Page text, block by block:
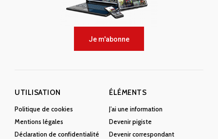
Je m'abonne
UTILISATION
Politique de cookies
Mentions légales
Déclaration de confidentialité
ÉLÉMENTS
J’ai une information
Devenir pigiste
Devenir correspondant